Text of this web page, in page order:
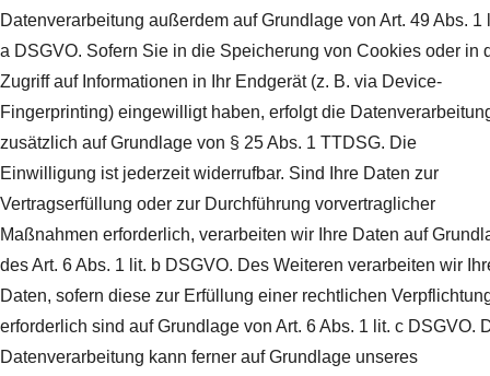
Datenverarbeitung außerdem auf Grundlage von Art. 49 Abs. 1
a DSGVO. Sofern Sie in die Speicherung von Cookies oder in
Zugriff auf Informationen in Ihr Endgerät (z. B. via Device-
Fingerprinting) eingewilligt haben, erfolgt die
zusätzlich auf Grundlage von § 25 Abs. 1 TTDSG. Die
Einwilligung ist jederzeit widerrufbar. Sind Ihre Daten zur
Vertragserfüllung oder zur Durchführung vorvertraglicher
Maßnahmen erforderlich, verarbeiten wir Ihre Daten auf
des Art. 6 Abs. 1 lit. b DSGVO. Des Weiteren verarbeiten wir
Daten, sofern diese zur Erfüllung einer rechtlichen
erforderlich sind auf Grundlage von Art. 6 Abs. 1 lit. c DSGVO.
Datenverarbeitung kann ferner auf Grundlage unseres